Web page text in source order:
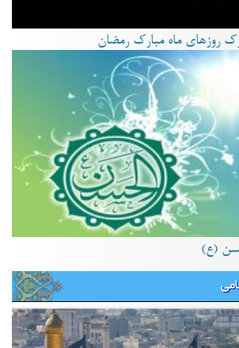
روزهای ماه مبارک رمضان
(ع)